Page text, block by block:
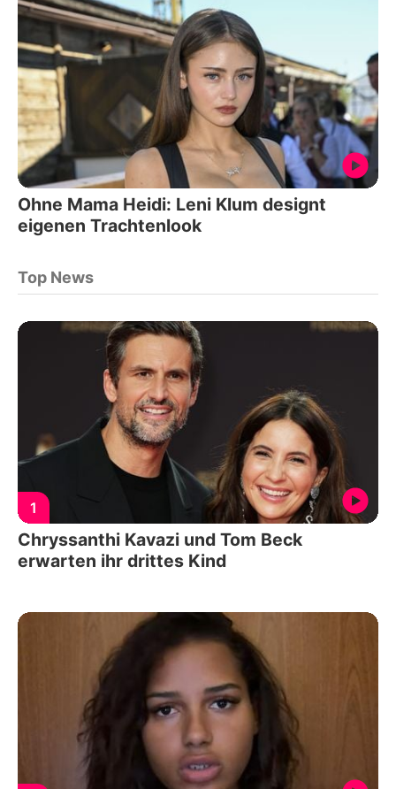
Ohne Mama Heidi: Leni Klum designt
eigenen Trachtenlook
Top News
1
Chryssanthi Kavazi und Tom Beck
erwarten ihr drittes Kind